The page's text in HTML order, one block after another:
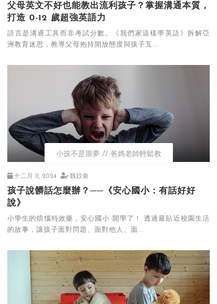
父母英文不好也能教出流利孩子？掌握溝通本質，
打造 0-12 歲超強英語力
語言是溝通工具而非考試分數。《我們家這樣學英語》拆解亞
洲教育迷思，教導父母抱持開放態度與孩子互...
小孩不是噩夢 爸媽老師輕鬆教
十二月 11, 2024 魏妏秦
孩子說髒話怎麼辦？──《安心國小：有話好好
說》
小學生的煩惱特效藥，安心國小 開學了！ 透過最貼近校園生活
的故事，讓孩子面對問題、面對他人、面...